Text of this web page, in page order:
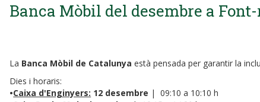
Banca Mòbil del desembre a
La Banca Mòbil de Catalunya està pensada per garantir la
Dies i horaris:
•Caixa d'Enginyers: 12 desembre | 09:10 a 10:10 h